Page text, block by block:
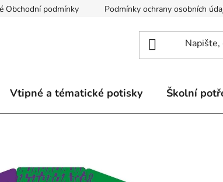
Obchodní podmínky Podmínky ochrany osobních
Vtipné a tématické potisky Školní